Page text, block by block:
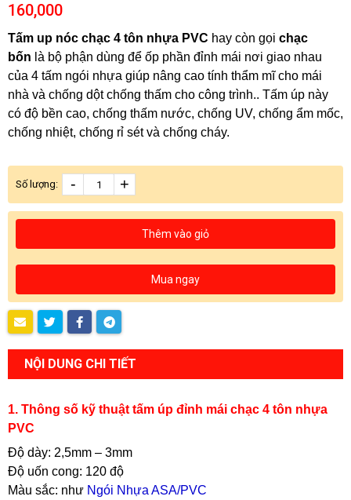
160,000
Tấm up nóc chạc 4 tôn nhựa PVC hay còn gọi chạc
bốn là bộ phận dùng để ốp phần đỉnh mái nơi giao nhau
của 4 tấm ngói nhựa giúp nâng cao tính thẩm mĩ cho mái
nhà và chống dột chống thấm cho công trình.. Tấm úp này
có độ bền cao, chống thấm nước, chống UV, chống ẩm mốc,
chống nhiệt, chống rỉ sét và chống cháy.
Số lượng: - +
Thêm vào giỏ
Mua ngay
NỘI DUNG CHI TIẾT
1. Thông số kỹ thuật tấm úp đỉnh mái chạc 4 tôn nhựa
PVC
Độ dày: 2,5mm – 3mm
Độ uốn cong: 120 độ
Màu sắc: như Ngói Nhựa ASA/PVC